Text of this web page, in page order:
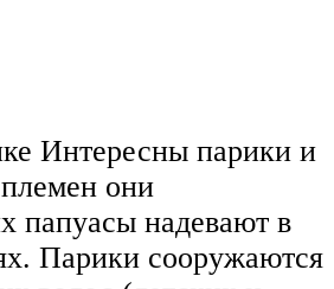
Интересны парики и
они
папуасы надевают в
Парики сооружаются